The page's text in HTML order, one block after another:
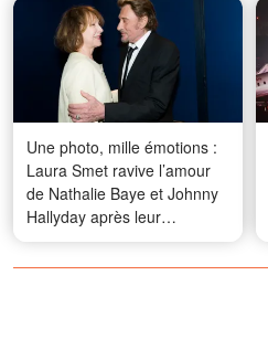
Une photo, mille émotions :
Laura Smet ravive l’amour
de Nathalie Baye et Johnny
Hallyday après leur
disparition